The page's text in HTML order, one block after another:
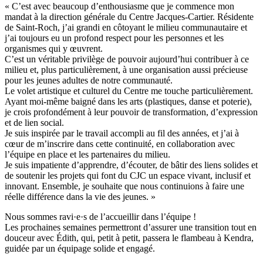
« C’est avec beaucoup d’enthousiasme que je commence mon
mandat à la direction générale du Centre Jacques-Cartier. Résidente
de Saint-Roch, j’ai grandi en côtoyant le milieu communautaire et
j’ai toujours eu un profond respect pour les personnes et les
organismes qui y œuvrent.
C’est un véritable privilège de pouvoir aujourd’hui contribuer à ce
milieu et, plus particulièrement, à une organisation aussi précieuse
pour les jeunes adultes de notre communauté.
Le volet artistique et culturel du Centre me touche particulièrement.
Ayant moi-même baigné dans les arts (plastiques, danse et poterie),
je crois profondément à leur pouvoir de transformation, d’expression
et de lien social.
Je suis inspirée par le travail accompli au fil des années, et j’ai à
cœur de m’inscrire dans cette continuité, en collaboration avec
l’équipe en place et les partenaires du milieu.
Je suis impatiente d’apprendre, d’écouter, de bâtir des liens solides et
de soutenir les projets qui font du CJC un espace vivant, inclusif et
innovant. Ensemble, je souhaite que nous continuions à faire une
réelle différence dans la vie des jeunes. »
Nous sommes ravi·e·s de l’accueillir dans l’équipe !
Les prochaines semaines permettront d’assurer une transition tout en
douceur avec Édith, qui, petit à petit, passera le flambeau à Kendra,
guidée par un équipage solide et engagé.